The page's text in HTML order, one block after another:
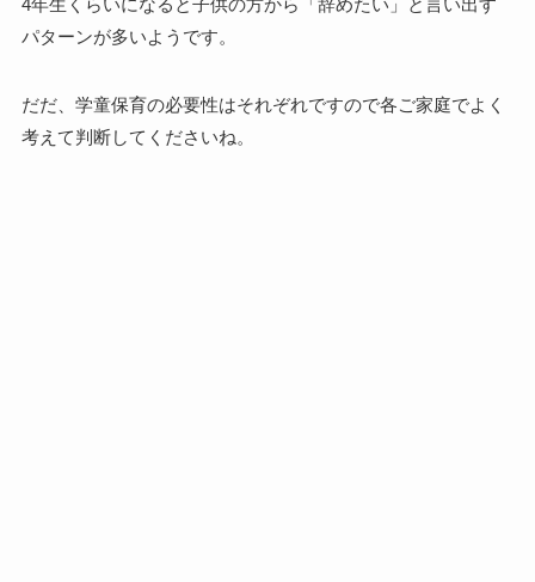
4年生くらいになると子供の方から「辞めたい」と言い出す
パターンが多いようです。
だだ、学童保育の必要性はそれぞれですので各ご家庭でよく
考えて判断してくださいね。